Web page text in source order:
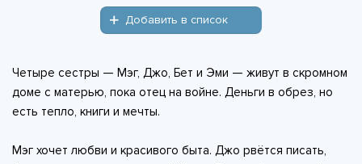
Добавить в список
Четыре сестры — Мэг, Джо, Бет и Эми — живут в скромном
доме с матерью, пока отец на войне. Деньги в обрез, но
есть тепло, книги и мечты.
Мэг хочет любви и красивого быта. Джо рвётся писать,